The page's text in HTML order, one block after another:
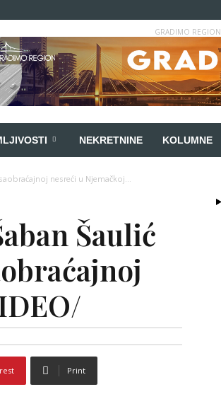
GRADIMO REGION
NEKRETNINE KOLUMNE
nesreći u Njemačkoj...
Šaulić
Print